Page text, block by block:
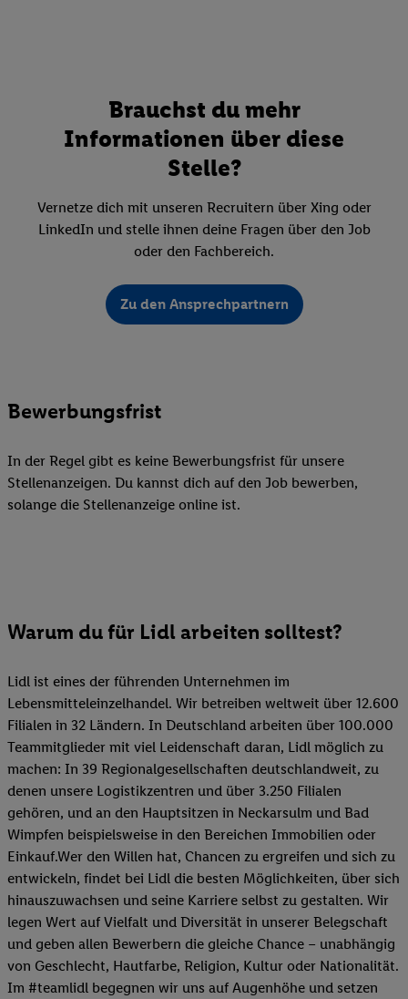
Brauchst du mehr
Informationen über diese
Stelle?
Vernetze dich mit unseren Recruitern über Xing oder
LinkedIn und stelle ihnen deine Fragen über den Job
oder den Fachbereich.
Zu den Ansprechpartnern
Bewerbungsfrist
In der Regel gibt es keine Bewerbungsfrist für unsere
Stellenanzeigen. Du kannst dich auf den Job bewerben,
solange die Stellenanzeige online ist.
Warum du für Lidl arbeiten solltest?
Lidl ist eines der führenden Unternehmen im
Lebensmitteleinzelhandel. Wir betreiben weltweit über 12.600
Filialen in 32 Ländern. In Deutschland arbeiten über 100.000
Teammitglieder mit viel Leidenschaft daran, Lidl möglich zu
machen: In 39 Regionalgesellschaften deutschlandweit, zu
denen unsere Logistikzentren und über 3.250 Filialen
gehören, und an den Hauptsitzen in Neckarsulm und Bad
Wimpfen beispielsweise in den Bereichen Immobilien oder
Einkauf.Wer den Willen hat, Chancen zu ergreifen und sich zu
entwickeln, findet bei Lidl die besten Möglichkeiten, über sich
hinauszuwachsen und seine Karriere selbst zu gestalten. Wir
legen Wert auf Vielfalt und Diversität in unserer Belegschaft
und geben allen Bewerbern die gleiche Chance – unabhängig
von Geschlecht, Hautfarbe, Religion, Kultur oder Nationalität.
Im #teamlidl begegnen wir uns auf Augenhöhe und setzen